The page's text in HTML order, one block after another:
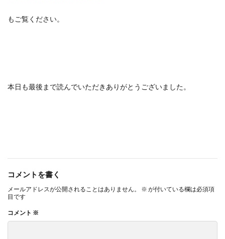
もご覧ください。
本日も最後まで読んでいただきありがとうございました。
コメントを書く
メールアドレスが公開されることはありません。 ※ が付いている欄は必須項
目です
コメント ※